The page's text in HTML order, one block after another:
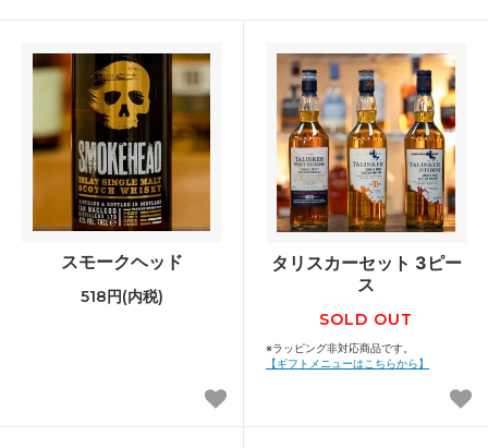
スモークヘッド
518円(内税)
タリスカーセット 3ピー
ス
SOLD OUT
※ラッピング非対応商品です。
【ギフトメニューはこちらから】